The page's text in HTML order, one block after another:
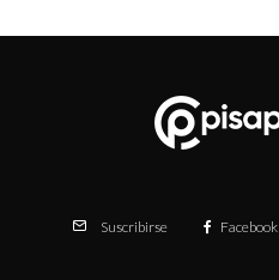
Suscribirse Facebook